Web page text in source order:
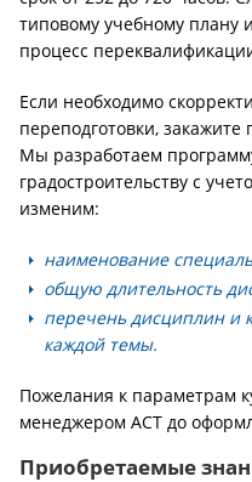
типовому учебному плану
процесс
Если необходимо
переподготовки,
Мы разработаем
градостроительству с
изменим:
наименование
общую длительность
перечень дисциплин и
каждой темы.
Пожелания к параметрам
менеджером АСТ до
Приобретаемые